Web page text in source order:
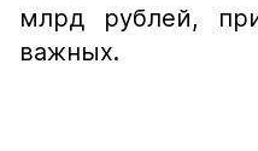
млрд рублей,
важных.